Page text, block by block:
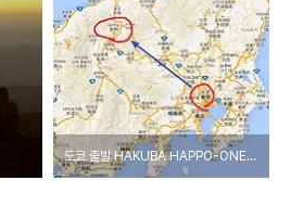
도쿄 출발 HAKUBA HAPPO-ONE 여행기 (1)